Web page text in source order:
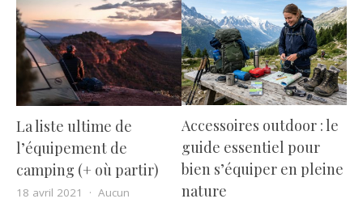
La liste ultime de
l’équipement de
camping (+ où partir)
18 avril 2021
Aucun
Accessoires outdoor : le
guide essentiel pour
bien s’équiper en pleine
nature